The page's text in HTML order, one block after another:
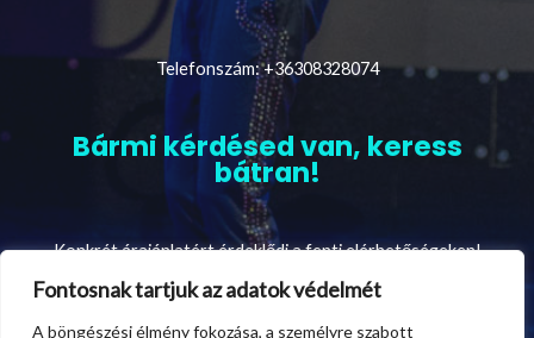
Fontosnak tartjuk az adatok védelmét
A böngészési élmény fokozása, a személyre szabott
Telefonszám: +36308328074
Bármi kérdésed van, keress
bátran!
Konkrét árajánlatért érdeklődj a fenti elérhetőségeken!